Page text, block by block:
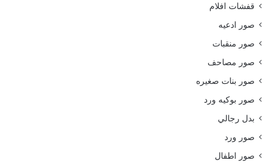
قفشات افلام
صور ادعيه
صور منقبات
صور مصاحف
صور بنات صغيره
صور بوكيه ورد
بدل رجالي
صور ورد
صور اطفال